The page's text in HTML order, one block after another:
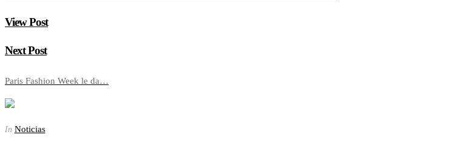
View Post
Next Post
Paris Fashion Week le da…
In Noticias